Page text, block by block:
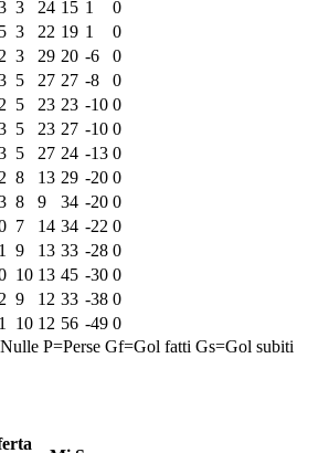
3 24 15 1
0
5 3 22 19 1
0
3 29 20 -6
0
5 27 27 -8
0
5 23 23 -10 0
5 23 27 -10 0
5 27 24 -13 0
8 13 29 -20 0
8 9 34 -20 0
7 14 34 -22 0
1 9 13 33 -28 0
10 13 45 -30 0
9 12 33 -38 0
1 10 12 56 -49 0
P=Perse Gf=Gol fatti Gs=Gol subiti